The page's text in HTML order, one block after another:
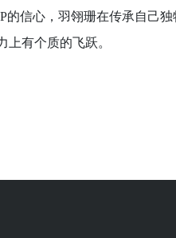
信心，羽翎珊在传承自己
有个质的飞跃。